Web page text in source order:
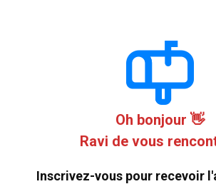
Oh bonjour 👋
Ravi de vous
Inscrivez-vous pour recevoir